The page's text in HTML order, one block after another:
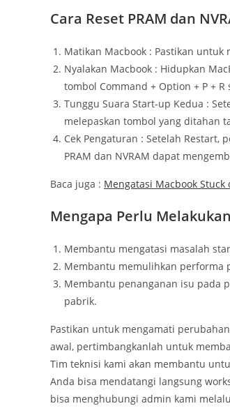
Cara Reset PRAM dan
Matikan Macbook : Pastikan
Nyalakan Macbook : Hidupkan
tombol Command + Option + P + R
Tunggu Suara Start-up Kedua :
melepaskan tombol yang ditahan
Cek Pengaturan : Setelah Restart,
PRAM dan NVRAM dapat
Baca juga : Mengatasi Macbook Stuck
Mengapa Perlu
Membantu mengatasi masalah
Membantu memulihkan performa
Membantu penanganan isu pada
pabrik.
Pastikan untuk mengamati
awal, pertimbangkanlah untuk
Tim teknisi kami akan membantu
Anda bisa mendatangi langsung
bisa menghubungi admin kami